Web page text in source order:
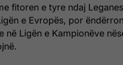
fitoren e tyre ndaj
e Evropës, por
në Ligën e Kampionëve